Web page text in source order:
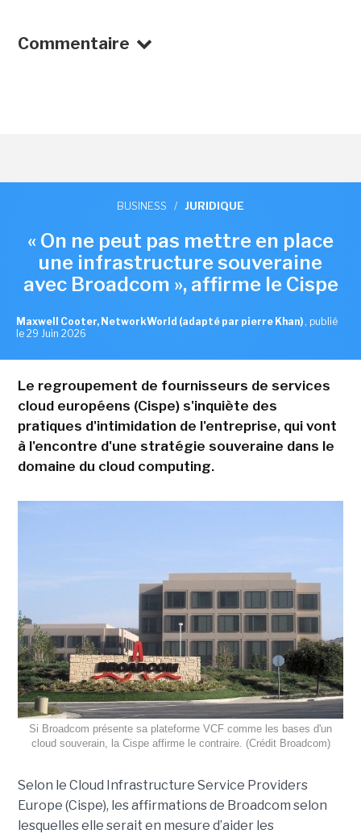
Commentaire
BUSINESS / JURIDIQUE
« On ne peut pas mettre en place
une infrastructure souveraine
avec Broadcom », affirme le Cispe
Maxwell Cooter, NetworkWorld (adapté par pierre Khan) , publié
le 29 Juin 2026
Le regroupement de fournisseurs de services
cloud européens (Cispe) s'inquiète des
pratiques d'intimidation de l'entreprise, qui vont
à l'encontre d'une stratégie souveraine dans le
domaine du cloud computing.
Si Broadcom présente sa plateforme VCF comme les bases d'un
cloud souverain, la Cispe affirme le contraire. (Crédit Broadcom)
Selon le Cloud Infrastructure Service Providers
Europe (Cispe), les affirmations de Broadcom selon
lesquelles elle serait en mesure d’aider les